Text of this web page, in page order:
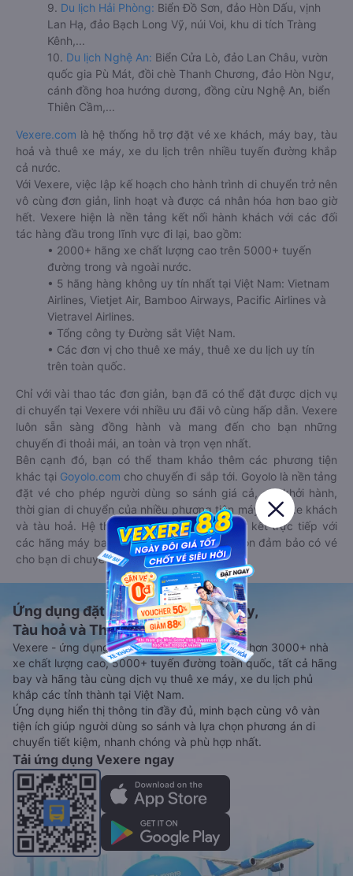
9. Du lịch Hải Phòng: Biển Đồ Sơn, đảo Hòn Dấu, vịnh
Lan Hạ, đảo Bạch Long Vỹ, núi Voi, khu di tích Tràng
Kênh,...
10. Du lịch Nghệ An: Biển Cửa Lò, đảo Lan Châu, vườn
quốc gia Pù Mát, đồi chè Thanh Chương, đảo Hòn Ngư,
cánh đồng hoa hướng dương, đồng cừu Nghệ An, biển
Thiên Cầm,...
Vexere.com là hệ thống hỗ trợ đặt vé xe khách, máy bay, tàu
hoả và thuê xe máy, xe du lịch trên nhiều tuyến đường khắp
cả nước.
Với Vexere, việc lập kế hoạch cho hành trình di chuyển trở nên
vô cùng đơn giản, linh hoạt và được cá nhân hóa hơn bao giờ
hết. Vexere hiện là nền tảng kết nối hành khách với các đối
tác hàng đầu trong lĩnh vực đi lại, bao gồm:
• 2000+ hãng xe chất lượng cao trên 5000+ tuyến
đường trong và ngoài nước.
• 5 hãng hàng không uy tín nhất tại Việt Nam: Vietnam
Airlines, Vietjet Air, Bamboo Airways, Pacific Airlines và
Vietravel Airlines.
• Tổng công ty Đường sắt Việt Nam.
• Các đơn vị cho thuê xe máy, thuê xe du lịch uy tín
trên toàn quốc.
Chỉ với vài thao tác đơn giản, bạn đã có thể đặt được dịch vụ
di chuyển tại Vexere với nhiều ưu đãi vô cùng hấp dẫn. Vexere
luôn sẵn sàng đồng hành và mang đến cho bạn những
chuyến đi thoải mái, an toàn và trọn vẹn nhất.
Bên cạnh đó, bạn có thể tham khảo thêm các phương tiện
khác tại Goyolo.com cho chuyến đi sắp tới. Goyolo là nền tảng
đặt vé cho phép người dùng so sánh giá cả, giờ khởi hành,
thời gian di chuyển của nhiều phương tiện máy bay, xe khách
và tàu hoả. Hệ thống của Goyolo được liên kết trực tiếp với
các hãng máy bay, xe khách và tàu hoả, luôn đảm bảo có vé
cho bạn di chuyển.
Ứng dụng đặt vé Xe khách, Máy bay,
Tàu hoả và Thuê xe
Vexere - ứng dụng đặt vé đa phương tiện với hơn 3000+ nhà
xe chất lượng cao, 5000+ tuyến đường toàn quốc, tất cả hãng
bay và hãng tàu cùng dịch vụ thuê xe máy, xe du lịch phủ
khắp các tỉnh thành tại Việt Nam.
Ứng dụng hiển thị thông tin đầy đủ, minh bạch cùng vô vàn
tiện ích giúp người dùng so sánh và lựa chọn phương án di
chuyển tiết kiệm, nhanh chóng và phù hợp nhất.
Tải ứng dụng Vexere ngay